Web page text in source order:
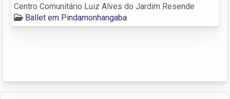
Centro Comunitário Luiz Alves do Jardim Resende
Ballet em Pindamonhangaba